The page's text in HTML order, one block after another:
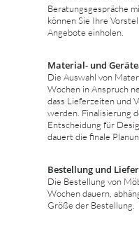
Beratungsgespräche
können Sie Ihre
Angebote einholen.
Material- und
Die Auswahl von
Wochen in Anspruch
dass Lieferzeiten und
werden. Finalisierung
Entscheidung für
dauert die finale
Bestellung und
Die Bestellung von
Wochen dauern,
Größe der Bestellung.